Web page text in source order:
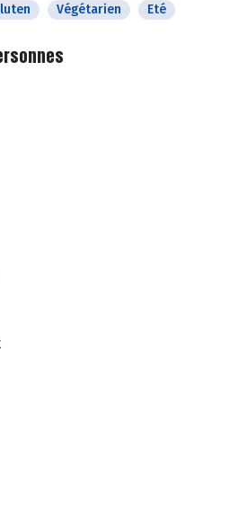
Végétarien Eté